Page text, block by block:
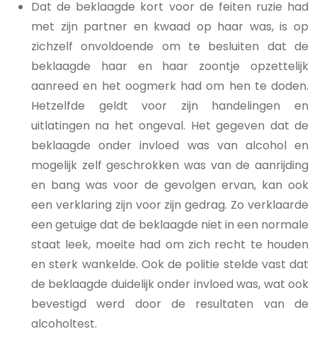
Dat de beklaagde kort voor de feiten ruzie had
met zijn partner en kwaad op haar was, is op
zichzelf onvoldoende om te besluiten dat de
beklaagde haar en haar zoontje opzettelijk
aanreed en het oogmerk had om hen te doden.
Hetzelfde geldt voor zijn handelingen en
uitlatingen na het ongeval. Het gegeven dat de
beklaagde onder invloed was van alcohol en
mogelijk zelf geschrokken was van de aanrijding
en bang was voor de gevolgen ervan, kan ook
een verklaring zijn voor zijn gedrag. Zo verklaarde
een getuige dat de beklaagde niet in een normale
staat leek, moeite had om zich recht te houden
en sterk wankelde. Ook de politie stelde vast dat
de beklaagde duidelijk onder invloed was, wat ook
bevestigd werd door de resultaten van de
alcoholtest.